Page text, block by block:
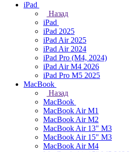
iPad
Назад
iPad
iPad 2025
iPad Air 2025
iPad Air 2024
iPad Pro (M4, 2024)
iPad Air M4 2026
iPad Pro M5 2025
MacBook
Назад
MacBook
MacBook Air M1
MacBook Air M2
MacBook Air 13" M3
MacBook Air 15" M3
MacBook Air M4